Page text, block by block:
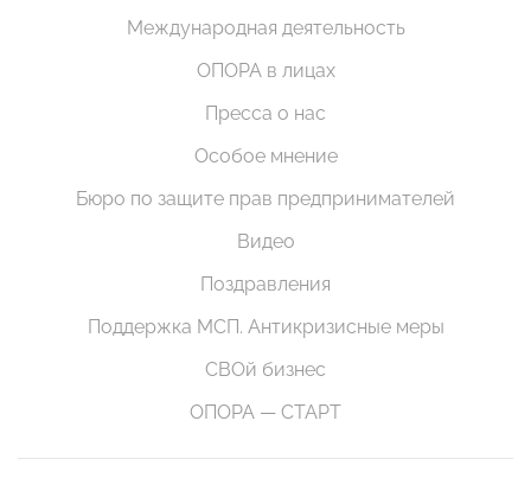
Международная деятельность
ОПОРА в лицах
Пресса о нас
Особое мнение
Бюро по защите прав предпринимателей
Видео
Поздравления
Поддержка МСП. Антикризисные меры
СВОй бизнес
ОПОРА — СТАРТ